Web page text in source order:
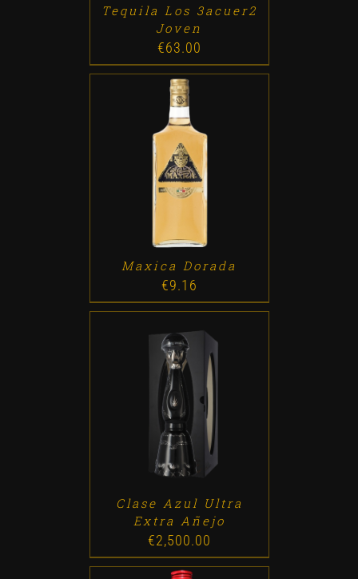
Tequila Los 3acuer2
Joven
€63.00
ADD TO CART / DETALLES
Maxica Dorada
€9.16
ADD TO CART / DETALLES
Clase Azul Ultra
Extra Añejo
€2,500.00